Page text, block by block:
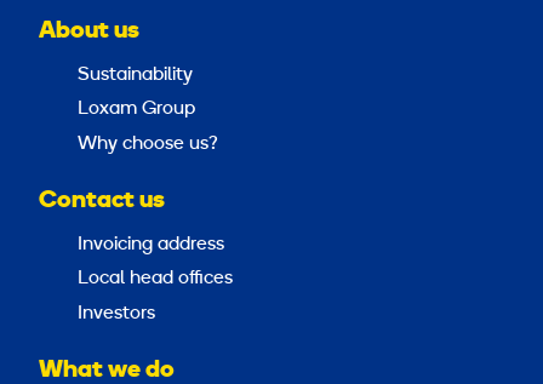
About us
Sustainability
Loxam Group
Why choose us?
Contact us
Invoicing address
Local head offices
Investors
What we do